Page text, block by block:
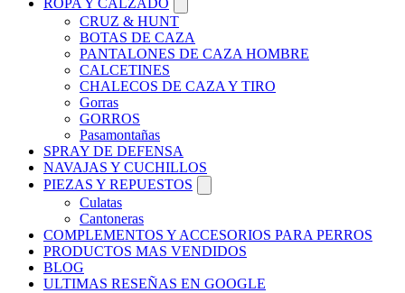
ROPA Y CALZADO
CRUZ & HUNT
BOTAS DE CAZA
PANTALONES DE CAZA HOMBRE
CALCETINES
CHALECOS DE CAZA Y TIRO
Gorras
GORROS
Pasamontañas
SPRAY DE DEFENSA
NAVAJAS Y CUCHILLOS
PIEZAS Y REPUESTOS
Culatas
Cantoneras
COMPLEMENTOS Y ACCESORIOS PARA PERROS
PRODUCTOS MAS VENDIDOS
BLOG
ULTIMAS RESEÑAS EN GOOGLE